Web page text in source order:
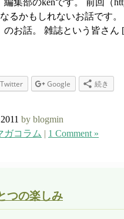
るかもしれないお話です
のお話。 雑誌という皆さ
Twitter Google 続き
by blogmin
ガコラム | 1 Comment »
つの楽しみ